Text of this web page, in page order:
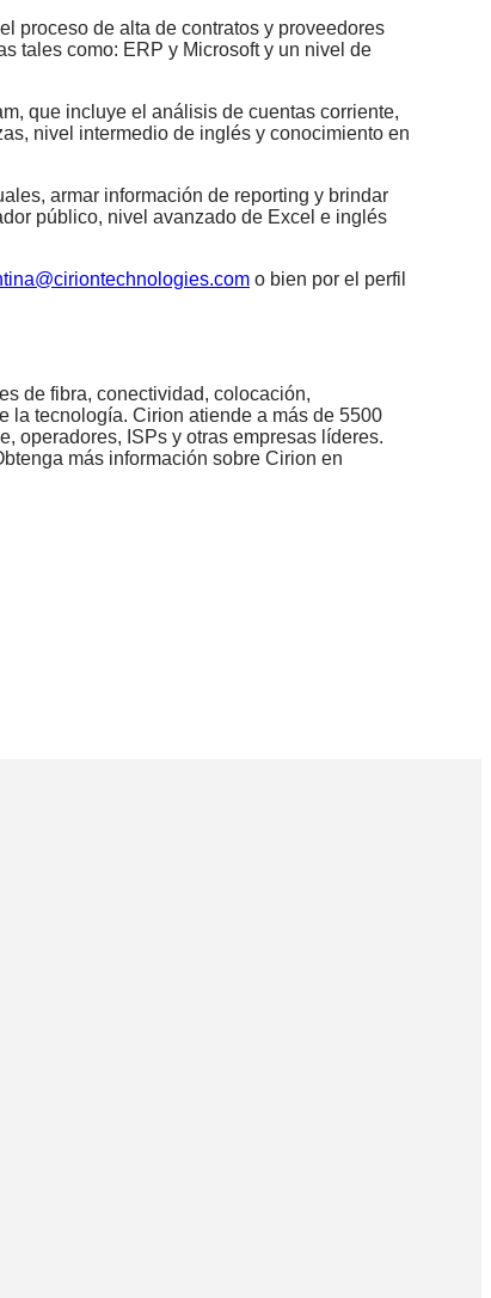
proceso de alta de contratos y proveedores
tales como: ERP y Microsoft y un nivel de
que incluye el análisis de cuentas corriente,
nivel intermedio de inglés y conocimiento en
armar información de reporting y brindar
público, nivel avanzado de Excel e inglés
o bien por el perfil
de fibra, conectividad, colocación,
la tecnología. Cirion atiende a más de 5500
operadores, ISPs y otras empresas líderes.
más información sobre Cirion en